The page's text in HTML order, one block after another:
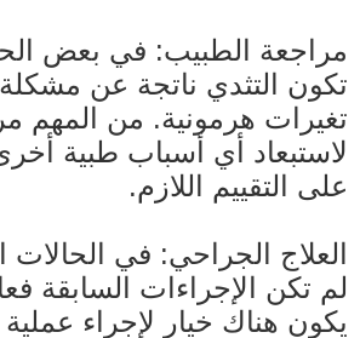
مراجعة الطبيب: في بعض
تكون التثدي ناتجة عن
تغيرات هرمونية. من المهم
لاستبعاد أي أسباب طبية
على التقييم اللازم.
العلاج الجراحي: في الحالات
لم تكن الإجراءات السابقة
يكون هناك خيار لإجراء عملية